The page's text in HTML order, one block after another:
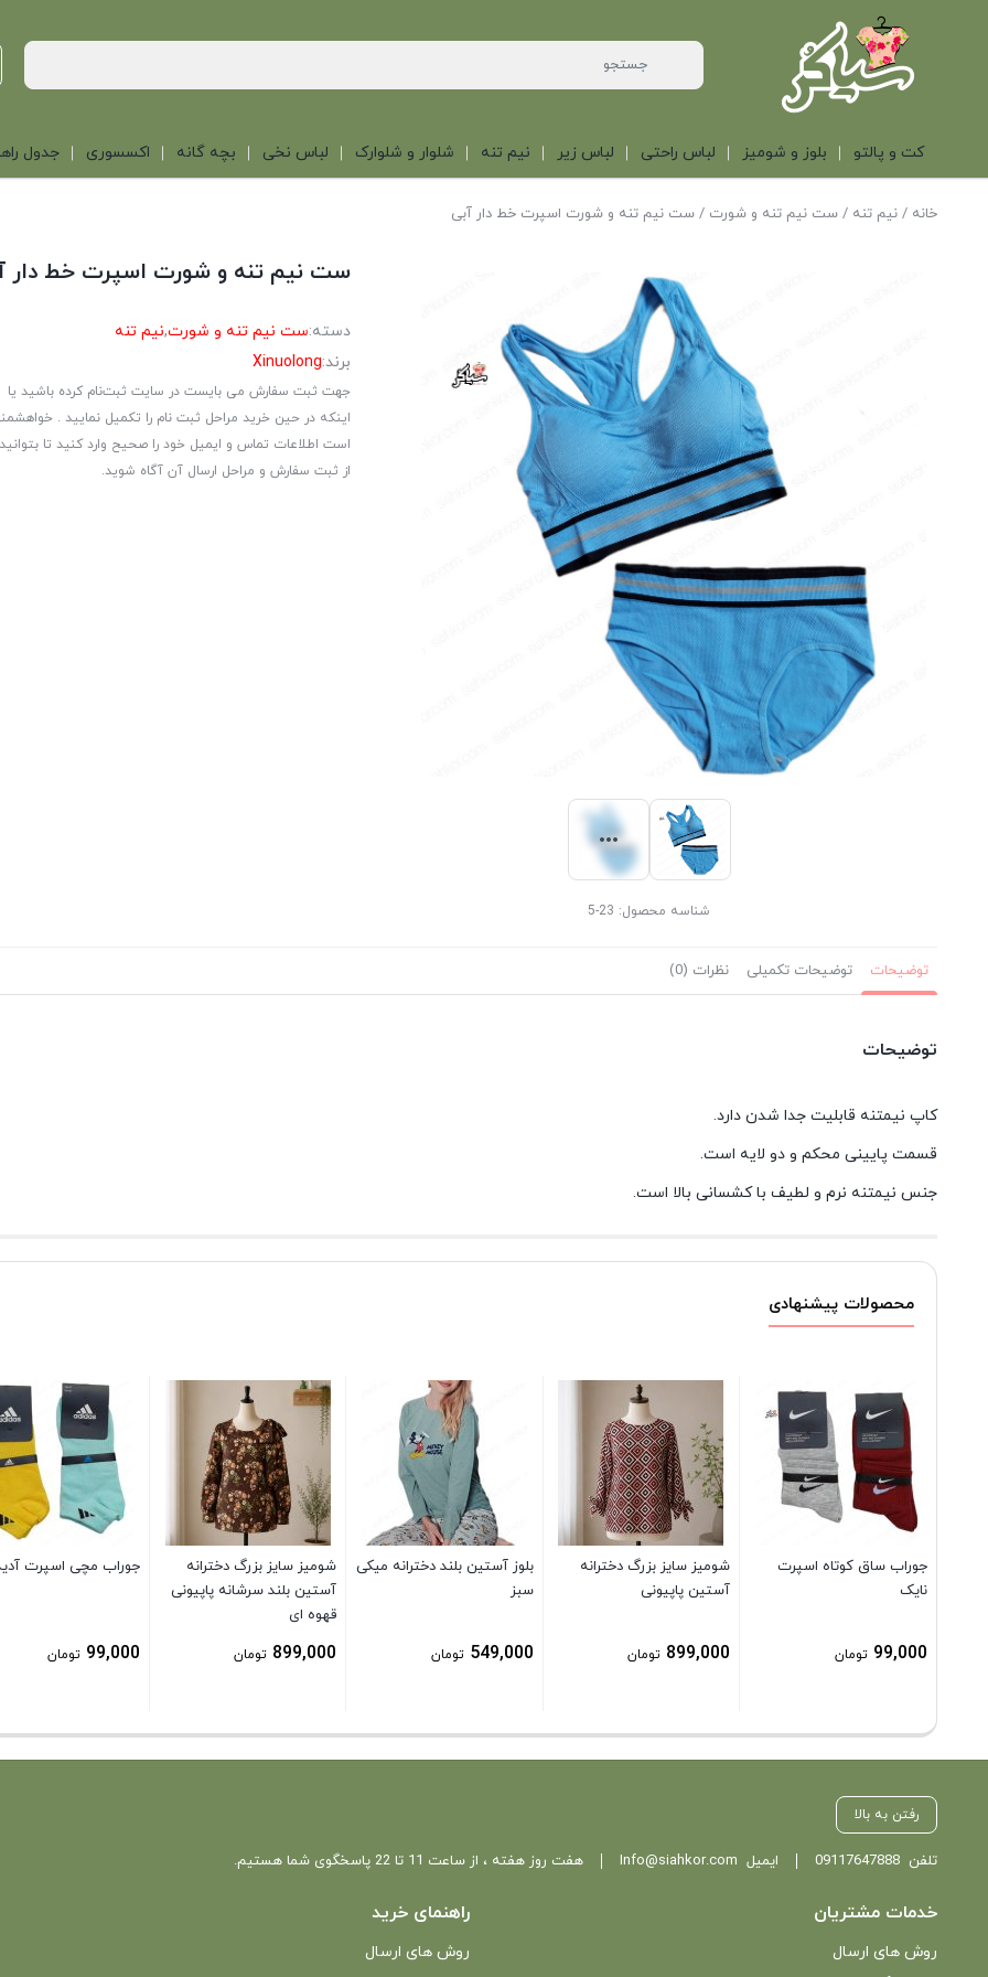
کت و پالتو بلوز و شومیز لباس راحتی لباس زیر نیم تنه شلوار و شلوارک لباس نخی بچه گانه اکسسوری جدول
خانه /نیم تنه /ست نیم تنه و شورت / ست نیم تنه و شورت اسپرت خط دار آبی
شناسه محصول: 23-5
ست نیم تنه و شورت اسپرت خط دار
دسته:ست نیم تنه و شورت,نیم تنه
برند:Xinuolong
جهت ثبت سفارش می بایست در سایت ثبت‌نام کرده باشید یا
اینکه در حین خرید مراحل ثبت نام را تکمیل نمایید .
است اطلاعات تماس و ایمیل خود را صحیح وارد کنید تا بتوانید
از ثبت سفارش و مراحل ارسال آن آگاه شوید.
توضیحات توضیحات تکمیلی نظرات (0)
توضیحات
کاپ نیمتنه قابلیت جدا شدن دارد.
قسمت پایینی محکم و دو لایه است.
جنس نیمتنه نرم و لطیف با کشسانی بالا است.
محصولات پیشنهادی
جوراب ساق کوتاه اسپرت
نایک
99,000 تومان
شومیز سایز بزرگ دخترانه
آستین پاپیونی
899,000 تومان
بلوز آستین بلند دخترانه میکی
سبز
549,000 تومان
شومیز سایز بزرگ دخترانه
آستین بلند سرشانه پاپیونی
قهوه ای
899,000 تومان
جوراب مچی اسپرت
99,000 تومان
رفتن به بالا
تلفن09117647888 ایمیل Info@siahkor.com هفت روز هفته ، از ساعت 11 تا 22 پاسخگوی شما هستیم.
خدمات مشتریان
روش های ارسال
راهنمای خرید
روش های ارسال